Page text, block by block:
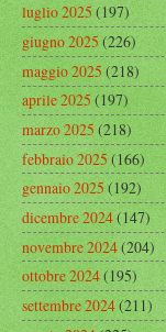
luglio 2025(197)
giugno 2025(226)
maggio 2025(218)
aprile 2025(197)
marzo 2025(218)
febbraio 2025(166)
gennaio 2025(192)
dicembre 2024(147)
novembre 2024(204)
ottobre 2024(195)
settembre 2024(211)